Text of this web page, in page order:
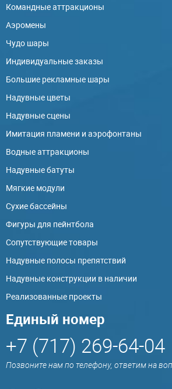
Командные аттракционы
Аэромены
Чудо шары
Индивидуальные заказы
Большие рекламные шары
Надувные цветы
Надувные сцены
Имитация пламени и аэрофонтаны
Водные аттракционы
Надувные батуты
Мягкие модули
Сухие бассейны
Фигуры для пейнтбола
Сопутствующие товары
Надувные полосы препятствий
Надувные конструкции в наличии
Реализованные проекты
Единый номер
+7 (717) 269-64-04
Позвоните нам по телефону, ответим на